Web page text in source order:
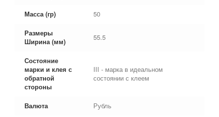
Масса (гр) 50
Размеры
Ширина (мм)
55.5
Состояние
марки и клея с
обратной
стороны
III - марка в идеальном
состоянии с клеем
Валюта Рубль